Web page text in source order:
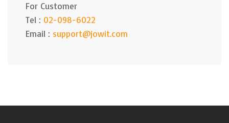
For Customer
Tel : 02-098-6022
Email : support@jowit.com